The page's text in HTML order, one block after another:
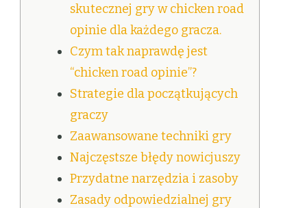
skutecznej gry w chicken road
opinie dla każdego gracza.
Czym tak naprawdę jest
“chicken road opinie”?
Strategie dla początkujących
graczy
Zaawansowane techniki gry
Najczęstsze błędy nowicjuszy
Przydatne narzędzia i zasoby
Zasady odpowiedzialnej gry